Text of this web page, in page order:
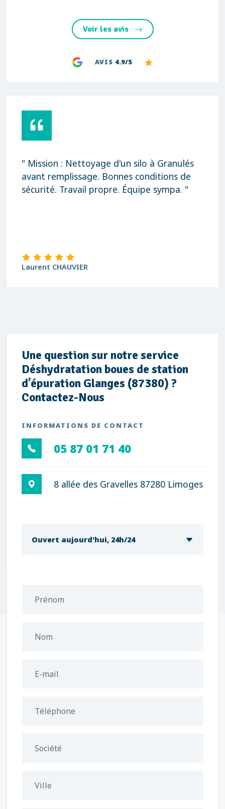
Voir les avis
AVIS 4.9/5
" Mission : Nettoyage d'un silo à Granulés
avant remplissage. Bonnes conditions de
sécurité. Travail propre. Équipe sympa. "
Laurent CHAUVIER
Une question sur notre service
Déshydratation boues de station
d’épuration Glanges (87380) ?
Contactez-Nous
INFORMATIONS DE CONTACT
05 87 01 71 40
8 allée des Gravelles 87280 Limoges
Ouvert aujourd'hui, 24h/24
Prénom
Nom
E-mail
Téléphone
Société
Ville